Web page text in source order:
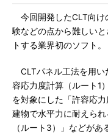
今回開発したCLT向け
験などの点から難しい
トする業界初のソフト。
CLTパネル工法を用い
容応力度計算（ルート1
を対象にした「許容応
建物で水平力に耐えら
（ルート3）」などが